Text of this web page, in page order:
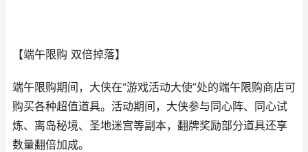
【端午限购 双倍掉落】
端午限购期间，大侠在“游戏活动大使”处的端午限购商店可
购买各种超值道具。活动期间，大侠参与同心阵、同心试
炼、离岛秘境、圣地迷宫等副本，翻牌奖励部分道具还享
数量翻倍加成。